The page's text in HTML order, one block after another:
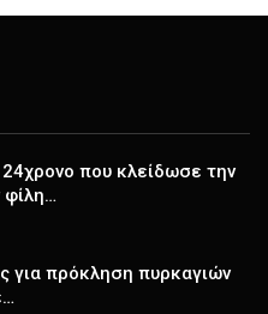
που κλείδωσε την
για πρόκληση πυρκαγιών